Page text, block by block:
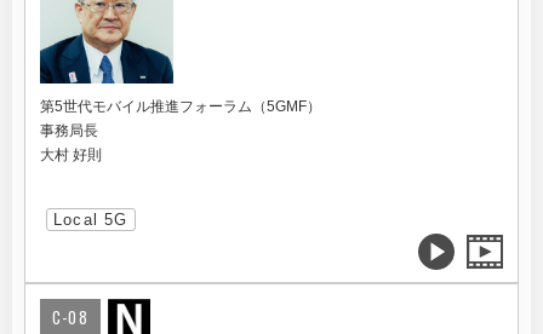
第5世代モバイル推進フォーラム（5GMF）
事務局長
大村 好則
Local 5G
C-08